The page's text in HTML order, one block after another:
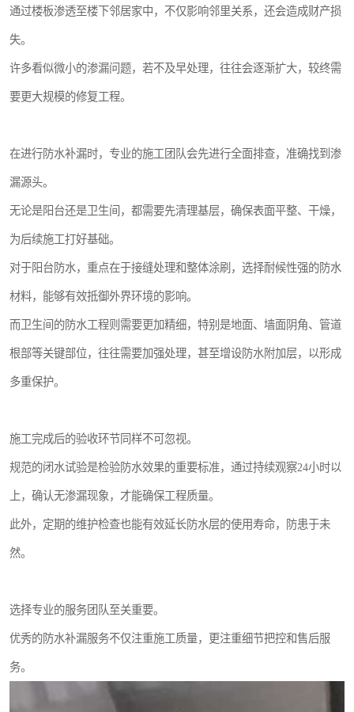
通过楼板渗透至楼下邻居家中，不仅影响邻里关系，还会造成财产损
失。
许多看似微小的渗漏问题，若不及早处理，往往会逐渐扩大，较终需
要更大规模的修复工程。
在进行防水补漏时，专业的施工团队会先进行全面排查，准确找到渗
漏源头。
无论是阳台还是卫生间，都需要先清理基层，确保表面平整、干燥，
为后续施工打好基础。
对于阳台防水，重点在于接缝处理和整体涂刷，选择耐候性强的防水
材料，能够有效抵御外界环境的影响。
而卫生间的防水工程则需要更加精细，特别是地面、墙面阴角、管道
根部等关键部位，往往需要加强处理，甚至增设防水附加层，以形成
多重保护。
施工完成后的验收环节同样不可忽视。
规范的闭水试验是检验防水效果的重要标准，通过持续观察24小时以
上，确认无渗漏现象，才能确保工程质量。
此外，定期的维护检查也能有效延长防水层的使用寿命，防患于未
然。
选择专业的服务团队至关重要。
优秀的防水补漏服务不仅注重施工质量，更注重细节把控和售后服
务。